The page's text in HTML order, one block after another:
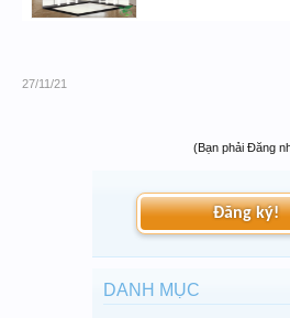
27/11/21
(Bạn phải Đăng
Đăng ký!
DANH MỤC